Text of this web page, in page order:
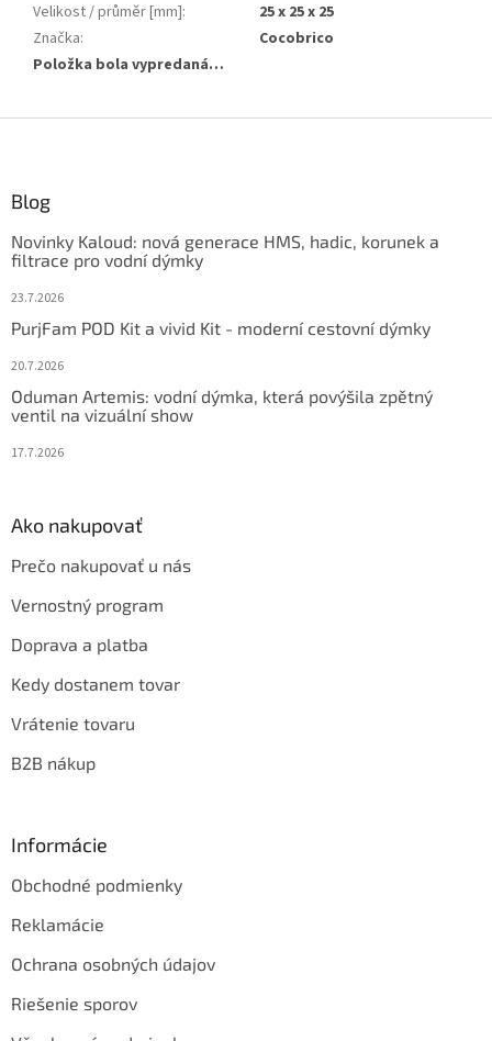
Velikost / průměr [mm]:
25 x 25 x 25
Značka:
Cocobrico
Položka bola vypredaná…
Blog
Novinky Kaloud: nová generace HMS, hadic, korunek a
filtrace pro vodní dýmky
23.7.2026
PurjFam POD Kit a vivid Kit - moderní cestovní dýmky
20.7.2026
Oduman Artemis: vodní dýmka, která povýšila zpětný
ventil na vizuální show
17.7.2026
Ako nakupovať
Prečo nakupovať u nás
Vernostný program
Doprava a platba
Kedy dostanem tovar
Vrátenie tovaru
B2B nákup
Informácie
Obchodné podmienky
Reklamácie
Ochrana osobných údajov
Riešenie sporov